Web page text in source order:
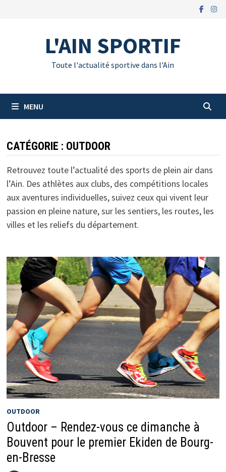
L'AIN SPORTIF
Toute l'actualité sportive dans l'Ain
MENU
CATÉGORIE : OUTDOOR
Retrouvez toute l’actualité des sports de plein air dans
l’Ain. Des athlètes aux clubs, des compétitions locales
aux aventures individuelles, suivez ceux qui vivent leur
passion en pleine nature, sur les sentiers, les routes, les
villes et les reliefs du département.
OUTDOOR
Outdoor – Rendez-vous ce dimanche à
Bouvent pour le premier Ekiden de Bourg-
en-Bresse